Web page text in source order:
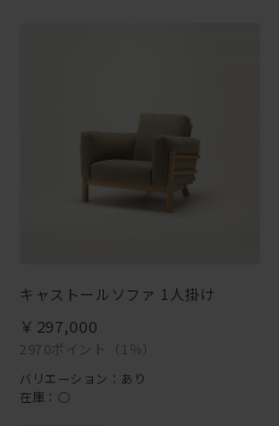
キャストールソファ 1人掛け
2970ポイント （1％）
￥297,000
バリエーション：あり
在庫：○